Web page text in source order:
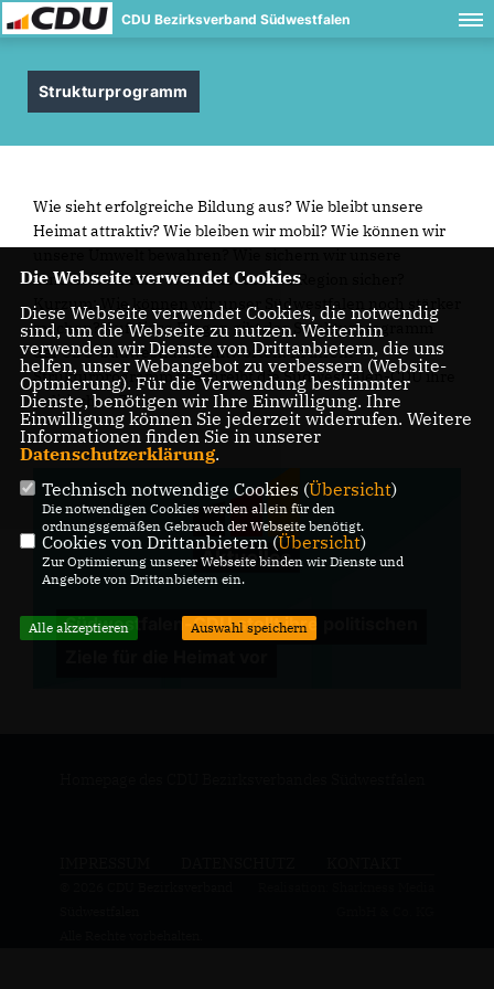
CDU Bezirksverband Südwestfalen
Strukturprogramm
Wie sieht erfolgreiche Bildung aus? Wie bleibt unsere
Heimat attraktiv? Wie bleiben wir mobil? Wie können wir
Innovationskraft? Wie bleibt unsere Region sicher?
Kurzum: Wie können wir unser Südwestfalen noch stärker
machen? Auf diese Fragen gibt das Strukturprogramm
der CDU-Südwestfalen Antworten. In ihrem
Strukturprogramm beschreibt die Südwestfalen-CDU ihre
politischen Ziele.
Südwestfalen-CDU stellt ihre politischen
Die Webseite verwendet Cookies
Diese Webseite verwendet Cookies, die notwendig
sind, um die Webseite zu nutzen. Weiterhin
verwenden wir Dienste von Drittanbietern, die uns
helfen, unser Webangebot zu verbessern (Website-
Optmierung). Für die Verwendung bestimmter
Dienste, benötigen wir Ihre Einwilligung. Ihre
Einwilligung können Sie jederzeit widerrufen. Weitere
Informationen finden Sie in unserer
Datenschutzerklärung.
Technisch notwendige Cookies (Übersicht)
Die notwendigen Cookies werden allein für den
ordnungsgemäßen Gebrauch der Webseite benötigt.
Cookies von Drittanbietern (Übersicht)
Zur Optimierung unserer Webseite binden wir Dienste und
Angebote von Drittanbietern ein.
Alle akzeptieren Auswahl speichern